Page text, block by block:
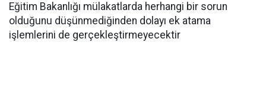
Eğitim Bakanlığı mülakatlarda herhangi bir sorun
olduğunu düşünmediğinden dolayı ek atama
işlemlerini de gerçekleştirmeyecektir